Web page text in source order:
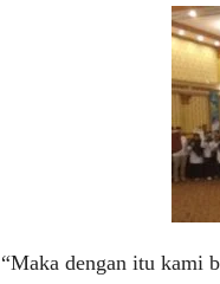
“Maka dengan itu kami